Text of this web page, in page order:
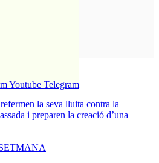
Youtube Telegram
la seva lluita contra la
i preparen la creació d’una